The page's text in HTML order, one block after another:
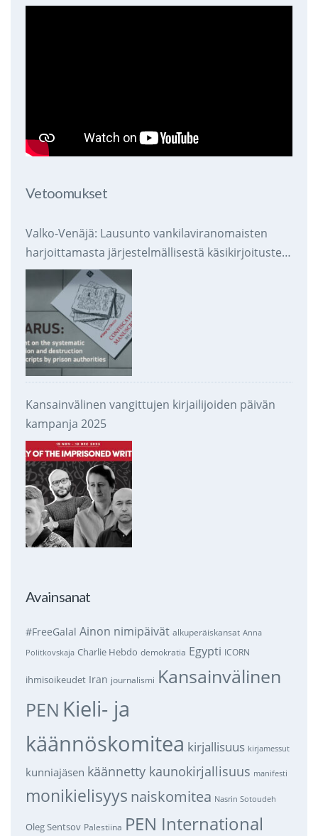
Vetoomukset
Valko-Venäjä: Lausunto vankilaviranomaisten
harjoittamasta järjestelmällisestä käsikirjoitusten
takavarikoinnista ja tuhoamisesta
Kansainvälinen vangittujen kirjailijoiden päivän
kampanja 2025
Avainsanat
#FreeGalal Ainon nimipäivät alkuperäiskansat Anna
Politkovskaja Charlie Hebdo demokratia Egypti ICORN
ihmisoikeudet Iran journalismi Kansainvälinen
PEN Kieli- ja
käännöskomitea kirjallisuus kirjamessut
kunniajäsen käännetty kaunokirjallisuus manifesti
monikielisyys naiskomitea Nasrin Sotoudeh
Oleg Sentsov Palestiina PEN International